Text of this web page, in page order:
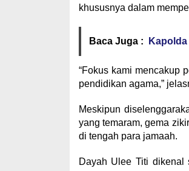
khususnya dalam
Baca Juga :
“Fokus kami mencakup
pendidikan agama,”
Meskipun
yang temaram, gema
di tengah para jamaah.
Dayah Ulee Titi dikenal